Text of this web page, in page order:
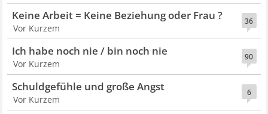
36
Keine Arbeit = Keine Beziehung oder Frau ?
Vor Kurzem
90
Ich habe noch nie / bin noch nie
Vor Kurzem
6
Schuldgefühle und große Angst
Vor Kurzem